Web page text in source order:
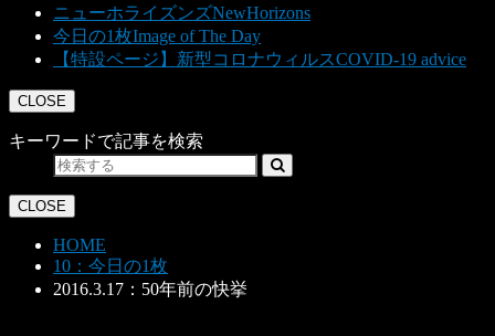
ニューホライズンズNewHorizons
今日の1枚Image of The Day
【特設ページ】新型コロナウィルスCOVID-19 advice
CLOSE
キーワードで記事を検索
CLOSE
HOME
10：今日の1枚
2016.3.17：50年前の快挙